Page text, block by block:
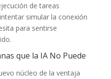
de tareas
simular la conexión
para sentirse
que la IA No Puede
núcleo de la ventaja